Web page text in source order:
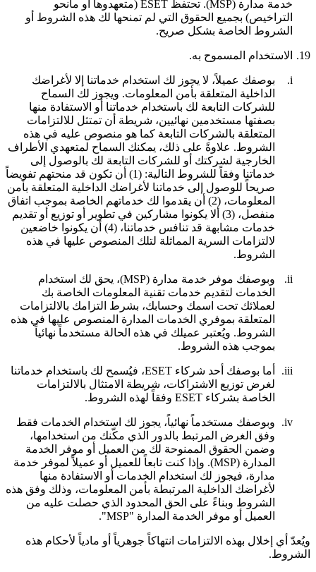
خدمة مدارة (MSP). تحتفظ ESET (متعهدوها أو مانحو
التراخيص) بجميع الحقوق التي لم تمنحها لك هذه الشروط أو
الشروط الخاصة بشكل صريح.
19. الاستخدام المسموح به.
i.
بوصفك عميلاً، لا يجوز لك استخدام خدماتنا إلا لأغراضك
الداخلية المتعلقة بأمن المعلومات. ويجوز لك السماح
للشركات التابعة لك باستخدام خدماتنا أو الاستفادة منها
بصفتها مستخدمين نهائيين، شريطة أن تمتثل للالتزامات
المتعلقة بالشركات التابعة كما هو منصوص عليه في هذه
الشروط. علاوةً على ذلك، يمكنك السماح لمتعهدي الأطراف
الخارجية لشركتك أو للشركات التابعة لك بالوصول إلى
خدماتنا وفقاً للشروط التالية: (1) أن تكون قد منحتهم تفويضاً
صريحاً للوصول إلى خدماتنا لأغراضك الداخلية المتعلقة بأمن
المعلومات، (2) أن يقدموا لك خدماتهم الخاصة بموجب اتفاق
منفصل، (3) ألا يكونوا مشاركين في تطوير أو توزيع أو تقديم
خدمات مشابهة قد تنافس خدماتنا، (4) أن يكونوا خاضعين
لالتزامات السرية المماثلة لتلك المنصوص عليها في هذه
الشروط.
ii.
وبوصفك موفر خدمة مدارة (MSP)، يحق لك استخدام
الخدمات لتقديم خدمات تقنية المعلومات الخاصة بك
لعملائك تحت اسمك وحسابك، بشرط التزامك بالالتزامات
المتعلقة بموفري الخدمات المدارة المنصوص عليها في هذه
الشروط. ويُعتبر عميلك في هذه الحالة مستخدماً نهائياً
بموجب هذه الشروط.
iii.
أما بوصفك أحد شركاء ESET، فيُسمح لك باستخدام خدماتنا
لغرض توزيع الاشتراكات، شريطة الامتثال بالالتزامات
الخاصة بشركاء ESET وفقاً لهذه الشروط.
iv.
وبوصفك مستخدماً نهائياً، يجوز لك استخدام الخدمات فقط
وفق الغرض المرتبط بالدور الذي مكّنك من استخدامها،
وضمن الحقوق الممنوحة لك من العميل أو موفر الخدمة
المدارة (MSP). وإذا كنت تابعاً للعميل أو عميلاً لموفر خدمة
مدارة، فيجوز لك استخدام الخدمات أو الاستفادة منها
لأغراضك الداخلية المرتبطة بأمن المعلومات، وذلك وفق هذه
الشروط وبناءً على الحق المحدود الذي حصلت عليه من
العميل أو موفر الخدمة المدارة "MSP".
ويُعدّ أي إخلال بهذه الالتزامات انتهاكاً جوهرياً أو مادياً لأحكام هذه
الشروط.